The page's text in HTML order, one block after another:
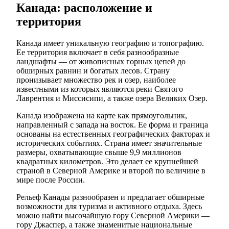
Канада: расположение и
территория
Канада имеет уникальную географию и топографию.
Ее территория включает в себя разнообразные
ландшафты — от живописных горных цепей до
обширных равнин и богатых лесов. Страну
пронизывает множество рек и озер, наиболее
известными из которых являются реки Святого
Лаврентия и Миссисипи, а также озера Великих Озер.
Канада изображена на карте как прямоугольник,
направленный с запада на восток. Ее форма и граница
основаны на естественных географических факторах и
исторических событиях. Страна имеет значительные
размеры, охватывающие свыше 9,9 миллионов
квадратных километров. Это делает ее крупнейшей
страной в Северной Америке и второй по величине в
мире после России.
Рельеф Канады разнообразен и предлагает обширные
возможности для туризма и активного отдыха. Здесь
можно найти высочайшую гору Северной Америки —
гору Джаспер, а также знаменитые национальные